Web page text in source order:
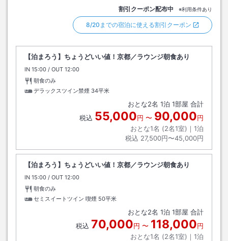
割引クーポン配布中 ※利用条件あり
8/20までの宿泊に使える割引クーポン
【泊まろう】ちょうどいい値！京都／ラウンジ朝食あり
IN チェックイン
15:00 / OUT チェックアウト
12:00
朝食のみ
デラックスツイン禁煙 34平米
おとな2名 1泊 1部屋 合計
税込 55,000円 〜 90,000円
おとな1名 (2名1室)｜ 1泊
税込 27,500円〜45,000円
【泊まろう】ちょうどいい値！京都／ラウンジ朝食あり
IN チェックイン
15:00 / OUT チェックアウト
12:00
朝食のみ
セミスイートツイン 喫煙 50平米
おとな2名 1泊 1部屋 合計
税込 70,000円 〜 118,000円
おとな1名 (2名1室)｜ 1泊